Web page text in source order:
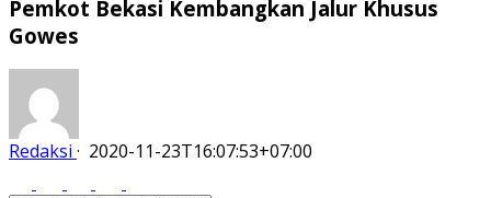
Pemkot Bekasi Kembangkan Jalur Khusus
Gowes
Redaksi · 2020-11-23T16:07:53+07:00